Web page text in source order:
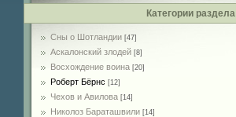
Категории раздела
Сны о Шотландии [47]
Аскалонский злодей [8]
Восхождение воина [20]
Роберт Бёрнс [12]
Чехов и Авилова [14]
Николоз Бараташвили [14]